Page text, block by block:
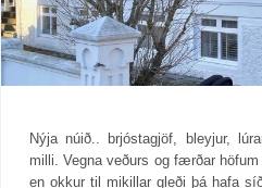
Nýja núið.. brjóstagjöf, bleyjur,
milli. Vegna veðurs og færðar
en okkur til mikillar gleði þá hafa